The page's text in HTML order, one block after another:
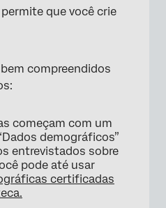
permite que você crie
compreendidos
começam com um
demográficos”
entrevistados sobre
pode até usar
certificadas